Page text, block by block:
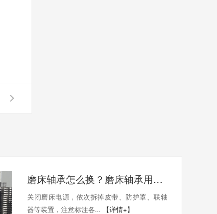
磨床轴承怎么换？磨床轴承用哪家的比较好？
关闭磨床电源，依次拆掉皮带、防护罩、联轴
器等装置，注意标注各...
【详情+】